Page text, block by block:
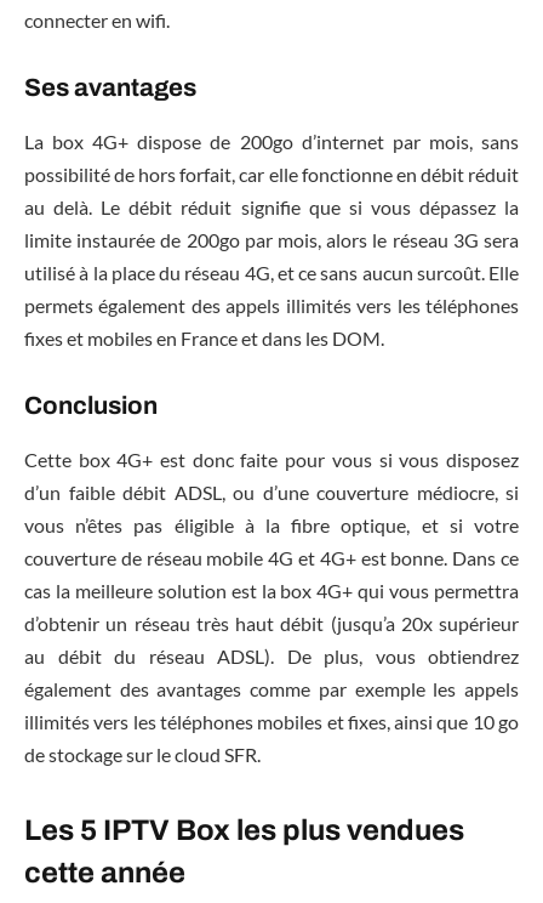
connecter en wifi.
Ses avantages
La box 4G+ dispose de 200go d’internet par mois, sans
possibilité de hors forfait, car elle fonctionne en débit réduit
au delà. Le débit réduit signifie que si vous dépassez la
limite instaurée de 200go par mois, alors le réseau 3G sera
utilisé à la place du réseau 4G, et ce sans aucun surcoût. Elle
permets également des appels illimités vers les téléphones
fixes et mobiles en France et dans les DOM.
Conclusion
Cette box 4G+ est donc faite pour vous si vous disposez
d’un faible débit ADSL, ou d’une couverture médiocre, si
vous n’êtes pas éligible à la fibre optique, et si votre
couverture de réseau mobile 4G et 4G+ est bonne. Dans ce
cas la meilleure solution est la box 4G+ qui vous permettra
d’obtenir un réseau très haut débit (jusqu’a 20x supérieur
au débit du réseau ADSL). De plus, vous obtiendrez
également des avantages comme par exemple les appels
illimités vers les téléphones mobiles et fixes, ainsi que 10 go
de stockage sur le cloud SFR.
Les 5 IPTV Box les plus vendues
cette année